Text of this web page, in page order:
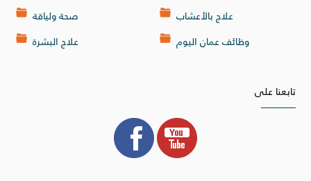
صحة ولياقة
علاج البشرة
علاج بالأعشاب
وظائف عمان اليوم
تابعنا على